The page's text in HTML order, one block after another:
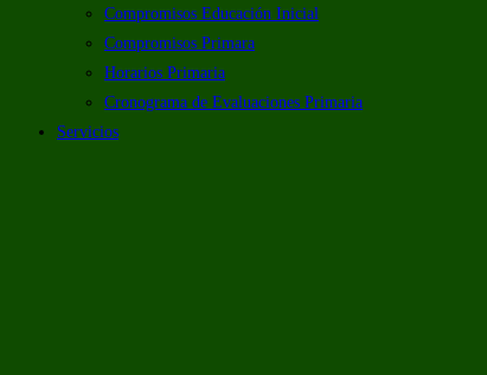
Compromisos Educación Inicial
Compromisos Primara
Horarios Primaria
Cronograma de Evaluaciones Primaria
Servicios